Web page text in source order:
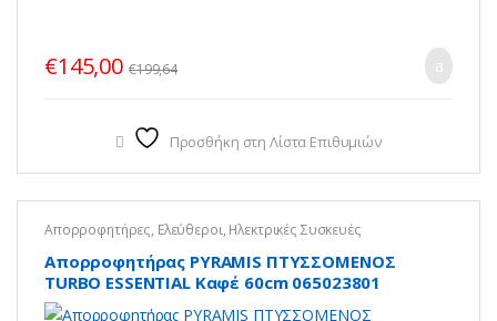
€145,00 €199,64
Προσθήκη στη Λίστα Επιθυμιών
Απορροφητήρες, Ελεύθεροι, Ηλεκτρικές Συσκευές
Απορροφητήρας PYRAMIS ΠΤΥΣΣΟΜΕΝΟΣ
TURBO ESSENTIAL Καφέ 60cm 065023801